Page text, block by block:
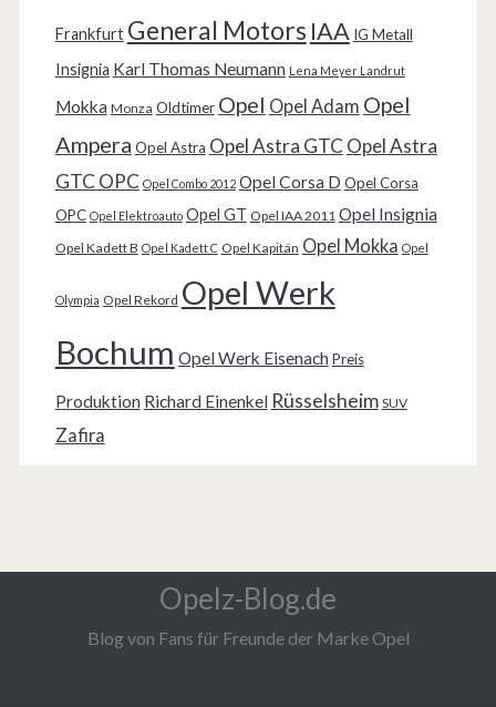
Frankfurt General Motors IAA IG Metall
Insignia Karl Thomas Neumann Lena Meyer Landrut
Mokka Monza Oldtimer Opel Opel Adam Opel
Ampera Opel Astra Opel Astra GTC Opel Astra
GTC OPC Opel Combo 2012 Opel Corsa D Opel Corsa
OPC Opel Elektroauto Opel GT Opel IAA 2011 Opel Insignia
Opel Kadett B Opel Kadett C Opel Kapitän Opel Mokka Opel
Olympia Opel Rekord Opel Werk
Bochum Opel Werk Eisenach Preis
Produktion Richard Einenkel Rüsselsheim SUV
Zafira
Opelz-Blog.de
Blog von Fans für Freunde der Marke Opel